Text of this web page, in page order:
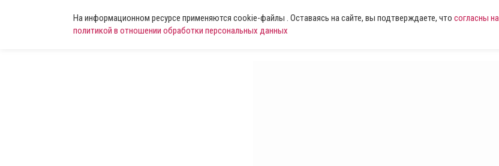
На информационном ресурсе применяются cookie-файлы . Оставаясь на сайте, вы подтверждаете, что согласны
политикой в отношении обработки персональных данных